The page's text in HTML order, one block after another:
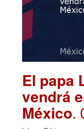
El papa
vendrá
México.